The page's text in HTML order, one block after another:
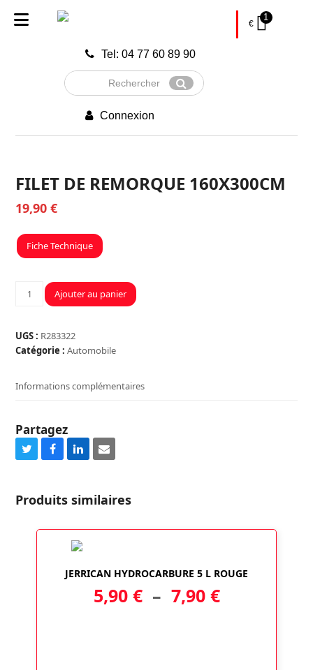
Tel: 04 77 60 89 90
Rechercher
Envoyer
Connexion
€
1
FILET DE REMORQUE 160X300CM
19,90€
Fiche Technique
quantité
DE
REMORQUE
Ajouter au panier
UGS : R283322
Catégorie : Automobile
Informations complémentaires
Partagez
Share
Twitter
Share
Facebook
Share
LinkedIn
Share
Email
Produits similaires
JERRICAN HYDROCARBURE 5 L ROUGE
5,90 € – 7,90 €Plage